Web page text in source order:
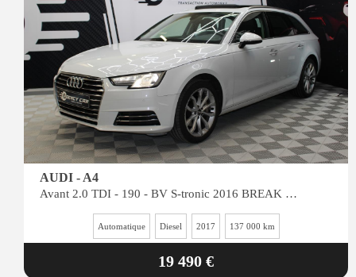
AUDI - A4
Avant 2.0 TDI - 190 - BV S-tronic 2016 BREAK Design Luxe PHASE 1
Automatique Diesel 2017 137 000 km
19 490 €